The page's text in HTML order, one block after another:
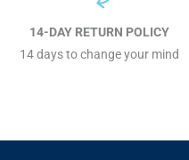
14-DAY RETURN POLICY
14 days to change your mind